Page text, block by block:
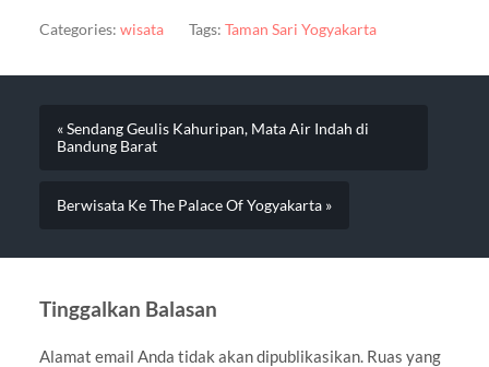
Categories: wisata Tags: Taman Sari Yogyakarta
« Sendang Geulis Kahuripan, Mata Air Indah di
Bandung Barat
Berwisata Ke The Palace Of Yogyakarta »
Tinggalkan Balasan
Alamat email Anda tidak akan dipublikasikan. Ruas yang